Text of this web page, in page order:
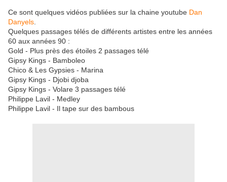
Ce sont quelques vidéos publiées sur la chaine youtube Dan
Danyels
Quelques passages télés de différents artistes entre les années
60 aux années 90 :
Gold - Plus près des étoiles 2 passages télé
Gipsy Kings - Bamboleo
Chico & Les Gypsies - Marina
Gipsy Kings - Djobi djoba
Gipsy Kings - Volare 3 passages télé
Philippe Lavil - Medley
Philippe Lavil - Il tape sur des bambous